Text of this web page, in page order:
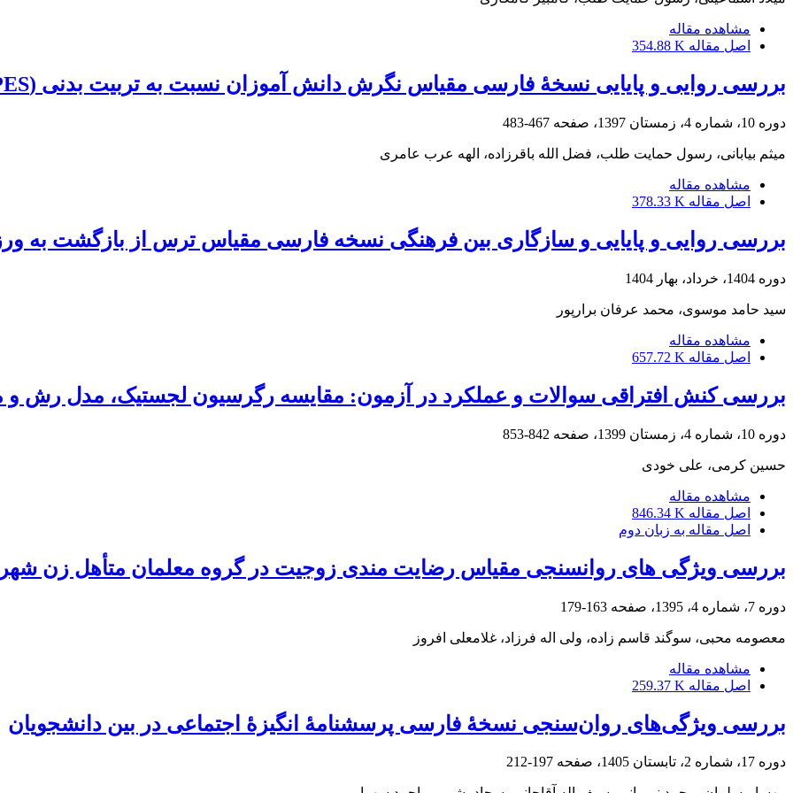
مشاهده مقاله
اصل مقاله 354.88 K
بررسی روایی و پایایی نسخۀ فارسی مقیاس نگرش دانش آموزان نسبت به تربیت بدنی (SATPES)
دوره 10، شماره 4، زمستان 1397، صفحه 467-483
میثم بیابانی، رسول حمایت طلب، فضل الله باقرزاده، الهه عرب عامری
مشاهده مقاله
اصل مقاله 378.33 K
بررسی روایی و پایایی و سازگاری بین فرهنگی نسخه فارسی مقیاس ترس از بازگشت به
دوره 1404، خرداد، بهار 1404
سید حامد موسوی، محمد عرفان برارپور
مشاهده مقاله
اصل مقاله 657.72 K
بررسی کنش افتراقی سوالات و عملکرد در آزمون: مقایسه رگرسیون لجستیک، مدل رش و
دوره 10، شماره 4، زمستان 1399، صفحه 842-853
حسین کرمی، علی خودی
مشاهده مقاله
اصل مقاله 846.34 K
اصل مقاله به زبان دوم
بررسی ویژگی های روانسنجی مقیاس رضایت مندی زوجیت در گروه معلمان متأهل زن شهر
دوره 7، شماره 4، 1395، صفحه 163-179
معصومه محبی، سوگند قاسم زاده، ولی اله فرزاد، غلامعلی افروز
مشاهده مقاله
اصل مقاله 259.37 K
بررسی ویژگی‌های روان‌سنجی نسخۀ فارسی پرسشنامۀ انگیزۀ اجتماعی در بین دانشجویان
دوره 17، شماره 2، تابستان 1405، صفحه 197-212